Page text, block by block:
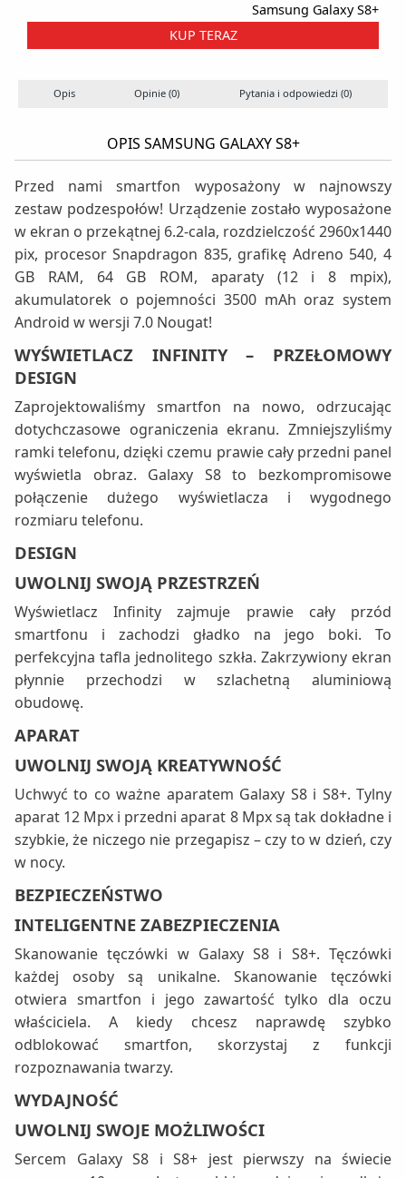
Samsung Galaxy S8+
KUP TERAZ
Opis Opinie (0) Pytania i odpowiedzi (0)
OPIS SAMSUNG GALAXY S8+
Przed nami smartfon wyposażony w najnowszy
zestaw podzespołów! Urządzenie zostało wyposażone
w ekran o przekątnej 6.2-cala, rozdzielczość 2960x1440
pix, procesor Snapdragon 835, grafikę Adreno 540, 4
GB RAM, 64 GB ROM, aparaty (12 i 8 mpix),
akumulatorek o pojemności 3500 mAh oraz system
Android w wersji 7.0 Nougat!
WYŚWIETLACZ INFINITY – PRZEŁOMOWY
DESIGN
Zaprojektowaliśmy smartfon na nowo, odrzucając
dotychczasowe ograniczenia ekranu. Zmniejszyliśmy
ramki telefonu, dzięki czemu prawie cały przedni panel
wyświetla obraz. Galaxy S8 to bezkompromisowe
połączenie dużego wyświetlacza i wygodnego
rozmiaru telefonu.
DESIGN
UWOLNIJ SWOJĄ PRZESTRZEŃ
Wyświetlacz Infinity zajmuje prawie cały przód
smartfonu i zachodzi gładko na jego boki. To
perfekcyjna tafla jednolitego szkła. Zakrzywiony ekran
płynnie przechodzi w szlachetną aluminiową
obudowę.
APARAT
UWOLNIJ SWOJĄ KREATYWNOŚĆ
Uchwyć to co ważne aparatem Galaxy S8 i S8+. Tylny
aparat 12 Mpx i przedni aparat 8 Mpx są tak dokładne i
szybkie, że niczego nie przegapisz – czy to w dzień, czy
w nocy.
BEZPIECZEŃSTWO
INTELIGENTNE ZABEZPIECZENIA
Skanowanie tęczówki w Galaxy S8 i S8+. Tęczówki
każdej osoby są unikalne. Skanowanie tęczówki
otwiera smartfon i jego zawartość tylko dla oczu
właściciela. A kiedy chcesz naprawdę szybko
odblokować smartfon, skorzystaj z funkcji
rozpoznawania twarzy.
WYDAJNOŚĆ
UWOLNIJ SWOJE MOŻLIWOŚCI
Sercem Galaxy S8 i S8+ jest pierwszy na świecie